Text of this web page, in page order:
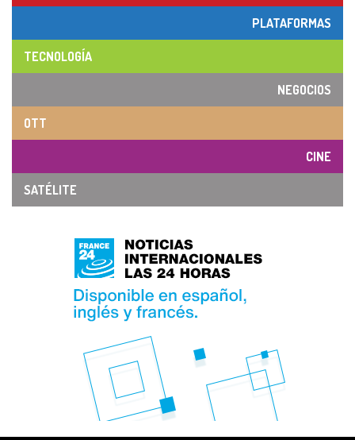
PLATAFORMAS
TECNOLOGÍA
NEGOCIOS
OTT
CINE
SATÉLITE